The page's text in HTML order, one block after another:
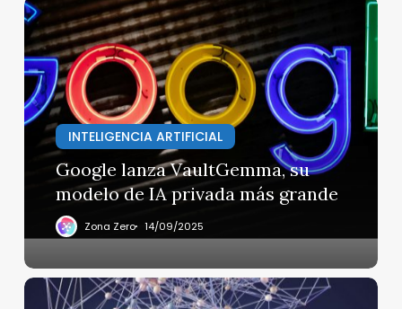
Google
lanza
VaultGemma,
su
modelo
de
privada
grande
INTELIGENCIA ARTIFICIAL
Google lanza VaultGemma, su
modelo de IA privada más grande
Zona Zero 14/09/2025
La